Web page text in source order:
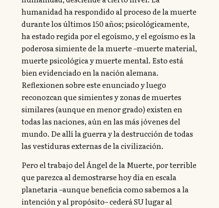
humanidad ha respondido al proceso de la muerte
durante los últimos 150 años; psicológicamente,
ha estado regida por el egoísmo, y el egoísmo es la
poderosa simiente de la muerte –muerte material,
muerte psicológica y muerte mental. Esto está
bien evidenciado en la nación alemana.
Reflexionen sobre este enunciado y luego
reconozcan que simientes y zonas de muertes
similares (aunque en menor grado) existen en
todas las naciones, aún en las más jóvenes del
mundo. De allí la guerra y la destrucción de todas
las vestiduras externas de la civilización.
Pero el trabajo del Ángel de la Muerte, por terrible
que parezca al demostrarse hoy día en escala
planetaria –aunque beneficia como sabemos a la
intención y al propósito– cederá SU lugar al